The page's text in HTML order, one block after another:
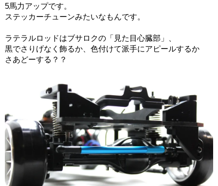
5馬力アップです。
ステッカーチューンみたいなもんです。
ラテラルロッドはブサロクの「見た目心臓部」、
黒でさりげなく飾るか、色付けて派手にアピールするか
さあどーする？？